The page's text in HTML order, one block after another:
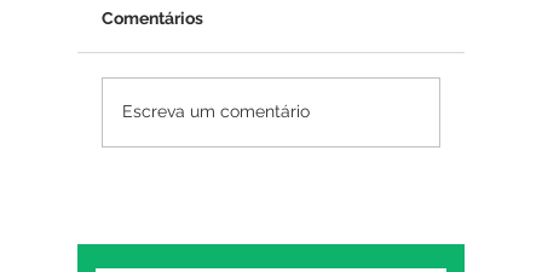
Psicoterapia online
Comentários
Escreva um comentário